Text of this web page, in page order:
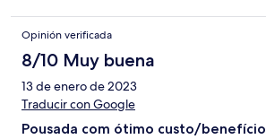
Opinión verificada
8/10 Muy buena
13 de enero de 2023
Traducir con Google
Pousada com ótimo custo/benefício